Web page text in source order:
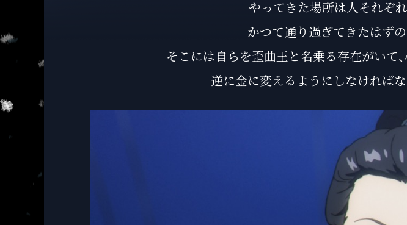
やってきた場所は人それぞ
かつて通り過ぎてきたはず
そこには自らを歪曲王と名乗る存在がいて
逆に金に変えるようにしなければ